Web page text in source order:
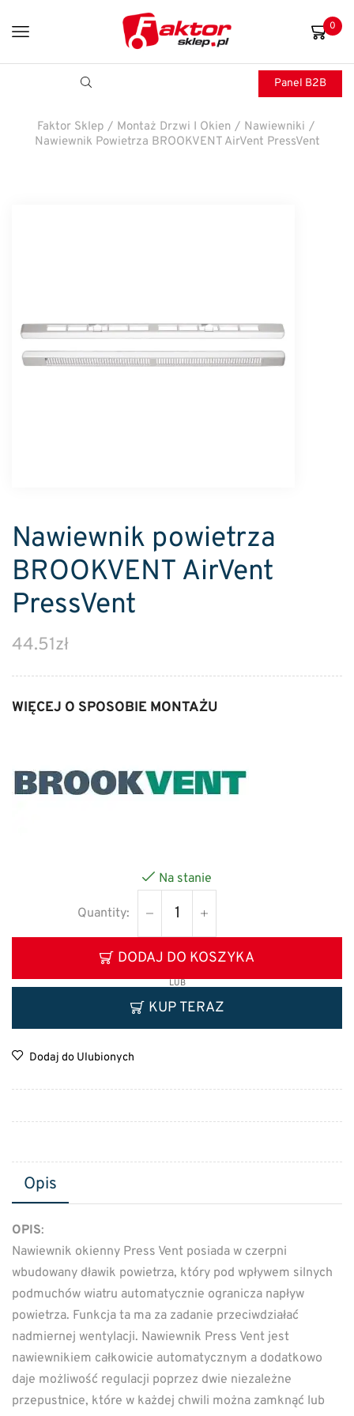
0
Panel B2B
Faktor Sklep / Montaż Drzwi I Okien / Nawiewniki /
Nawiewnik Powietrza BROOKVENT AirVent PressVent
Nawiewnik powietrza
BROOKVENT AirVent
PressVent
44.51zł
WIĘCEJ O SPOSOBIE MONTAŻU
Na stanie
DODAJ DO KOSZYKA
LUB
KUP TERAZ
Dodaj do Ulubionych
Opis
OPIS:
Nawiewnik okienny Press Vent posiada w czerpni
wbudowany dławik powietrza, który pod wpływem silnych
podmuchów wiatru automatycznie ogranicza napływ
powietrza. Funkcja ta ma za zadanie przeciwdziałać
nadmiernej wentylacji. Nawiewnik Press Vent jest
nawiewnikiem całkowicie automatycznym a dodatkowo
daje możliwość regulacji poprzez dwie niezależne
przepustnice, które w każdej chwili można zamknąć lub